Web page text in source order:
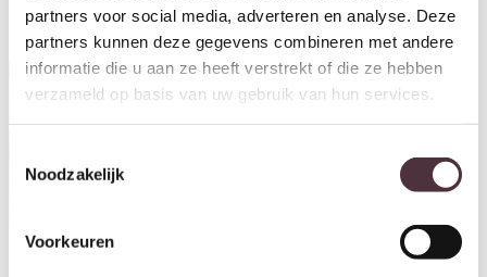
partners voor social media, adverteren en analyse. Deze
partners kunnen deze gegevens combineren met andere
informatie die u aan ze heeft verstrekt of die ze hebben
verzameld op basis van uw gebruik van hun services.
Noodzakelijk
Voorkeuren